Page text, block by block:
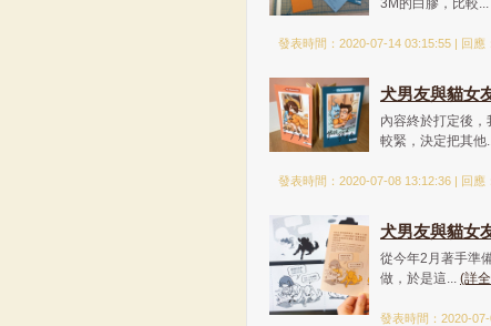
3M的白膠，比較...
發表時間：2020-07-14 03:15:55 | 回應
犬男友與貓女
內容終於打定後
較緊，決定把其他
發表時間：2020-07-08 13:12:36 | 回應
犬男友與貓女
從今年2月著手準
做，於是這... (詳
發表時間：2020-